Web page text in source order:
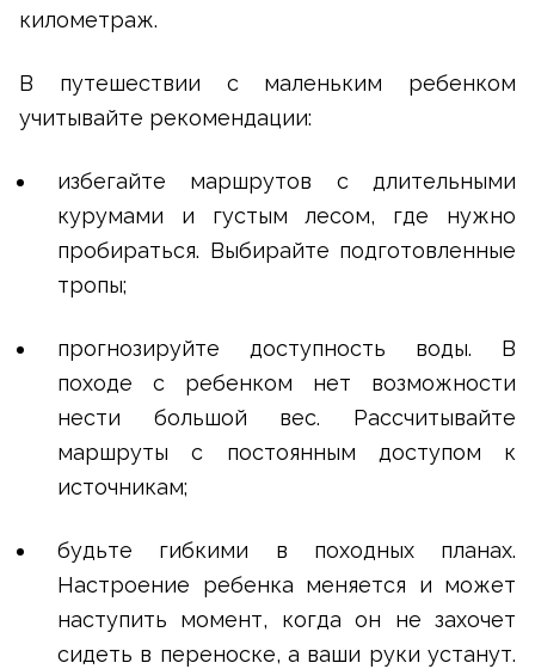
километраж.
В путешествии с маленьким ребенком
учитывайте рекомендации:
избегайте маршрутов с длительными
курумами и густым лесом, где нужно
пробираться. Выбирайте подготовленные
тропы;
прогнозируйте доступность воды. В
походе с ребенком нет возможности
нести большой вес. Рассчитывайте
маршруты с постоянным доступом к
источникам;
будьте гибкими в походных планах.
Настроение ребенка меняется и может
наступить момент, когда он не захочет
сидеть в переноске, а ваши руки устанут.